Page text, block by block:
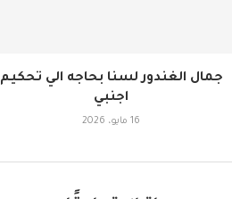
جمال الغندور لسنا بحاجه الي تحكيم
اجنبي
16 مايو، 2026